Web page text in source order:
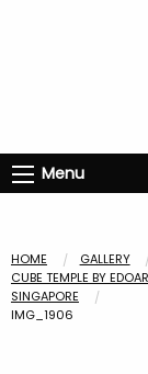
Menu
HOME
GALLERY
CUBE TEMPLE BY
SINGAPORE
IMG_1906